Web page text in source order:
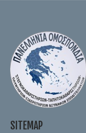
SITEMAP